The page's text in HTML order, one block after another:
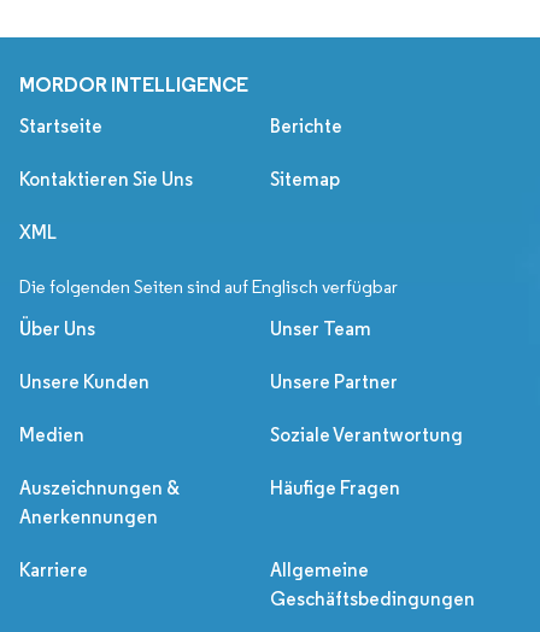
MORDOR INTELLIGENCE
Startseite Berichte
Kontaktieren Sie Uns Sitemap
XML
Die folgenden Seiten sind auf Englisch verfügbar
Über Uns Unser Team
Unsere Kunden Unsere Partner
Medien Soziale Verantwortung
Auszeichnungen &
Anerkennungen
Häufige Fragen
Karriere
Allgemeine
Geschäftsbedingungen